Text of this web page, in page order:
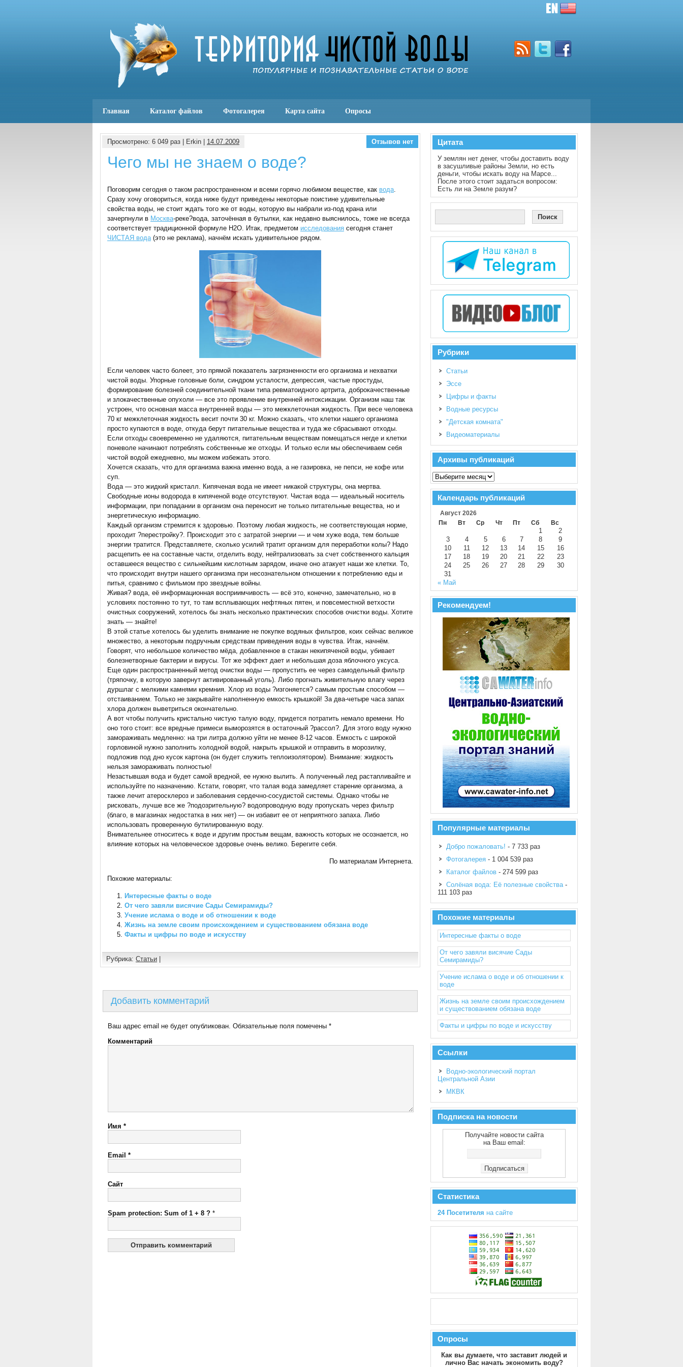
Главная Каталог файлов Фотогалерея Карта сайта Опросы
Просмотрено: 6 049 раз | Erkin | 14.07.2009 Отзывов нет
Чего мы не знаем о воде?
Поговорим сегодня о таком распространенном и всеми горячо любимом веществе, как вода.
Сразу хочу оговориться, когда ниже будут приведены некоторые поистине удивительные
свойства воды, не стоит ждать того же от воды, которую вы набрали из-под крана или
зачерпнули в Москва-реке?вода, заточённая в бутылки, как недавно выяснилось, тоже не всегда
соответствует традиционной формуле Н2О. Итак, предметом исследования сегодня станет
ЧИСТАЯ вода(это не реклама), начнём искать удивительное рядом.
Если человек часто болеет, это прямой показатель загрязненности его организма и нехватки
чистой воды. Упорные головные боли, синдром усталости, депрессия, частые простуды,
формирование болезней соединительной ткани типа ревматоидного артрита, доброкачественные
и злокачественные опухоли — все это проявление внутренней интоксикации. Организм наш так
устроен, что основная масса внутренней воды — это межклеточная жидкость. При весе человека
70 кг межклеточная жидкость весит почти 30 кг. Можно сказать, что клетки нашего организма
просто купаются в воде, откуда берут питательные вещества и туда же сбрасывают отходы.
Если отходы своевременно не удаляются, питательным веществам помещаться негде и клетки
поневоле начинают потреблять собственные же отходы. И только если мы обеспечиваем себя
чистой водой ежедневно, мы можем избежать этого.
Хочется сказать, что для организма важна именно вода, а не газировка, не пепси, не кофе или
суп.
Вода — это жидкий кристалл. Кипяченая вода не имеет никакой структуры, она мертва.
Свободные ионы водорода в кипяченой воде отсутствуют. Чистая вода — идеальный носитель
информации, при попадании в организм она переносит не только питательные вещества, но и
энергетическую информацию.
Каждый организм стремится к здоровью. Поэтому любая жидкость, не соответствующая норме,
проходит ?перестройку?. Происходит это с затратой энергии — и чем хуже вода, тем больше
энергии тратится. Представляете, сколько усилий тратит организм для переработки колы? Надо
расщепить ее на составные части, отделить воду, нейтрализовать за счет собственного кальция
оставшееся вещество с сильнейшим кислотным зарядом, иначе оно атакует наши же клетки. То,
что происходит внутри нашего организма при несознательном отношении к потреблению еды и
питья, сравнимо с фильмом про звездные войны.
Живая? вода, её информационная восприимчивость — всё это, конечно, замечательно, но в
условиях постоянно то тут, то там всплывающих нефтяных пятен, и повсеместной ветхости
очистных сооружений, хотелось бы знать несколько практических способов очистки воды. Хотите
знать — знайте!
В этой статье хотелось бы уделить внимание не покупке водяных фильтров, коих сейчас великое
множество, а некоторым подручным средствам приведения воды в чувства. Итак, начнём.
Говорят, что небольшое количество мёда, добавленное в стакан некипяченой воды, убивает
болезнетворные бактерии и вирусы. Тот же эффект дает и небольшая доза яблочного уксуса.
Еще один распространенный метод очистки воды — пропустить ее через самодельный фильтр
(тряпочку, в которую завернут активированный уголь). Либо прогнать живительную влагу через
дуршлаг с мелкими камнями кремния. Хлор из воды ?изгоняется? самым простым способом —
отстаиванием. Только не закрывайте наполненную емкость крышкой! За два-четыре часа запах
хлора должен выветриться окончательно.
А вот чтобы получить кристально чистую талую воду, придется потратить немало времени. Но
оно того стоит: все вредные примеси выморозятся в остаточный ?рассол?. Для этого воду нужно
замораживать медленно: на три литра должно уйти не менее 8-12 часов. Емкость с широкой
горловиной нужно заполнить холодной водой, накрыть крышкой и отправить в морозилку,
подложив под дно кусок картона (он будет служить теплоизолятором). Внимание: жидкость
нельзя замораживать полностью!
Незастывшая вода и будет самой вредной, ее нужно вылить. А полученный лед растапливайте и
используйте по назначению. Кстати, говорят, что талая вода замедляет старение организма, а
также лечит атеросклероз и заболевания сердечно-сосудистой системы. Однако чтобы не
рисковать, лучше все же ?подозрительную? водопроводную воду пропускать через фильтр
(благо, в магазинах недостатка в них нет) — он избавит ее от неприятного запаха. Либо
использовать проверенную бутилированную воду.
Внимательнее относитесь к воде и другим простым вещам, важность которых не осознается, но
влияние которых на человеческое здоровье очень велико. Берегите себя.
По материалам Интернета.
Похожие материалы:
Интересные факты о воде
От чего завяли висячие Сады Семирамиды?
Учение ислама о воде и об отношении к воде
Жизнь на земле своим происхождением и существованием обязана воде
Факты и цифры по воде и искусству
Рубрика: Статьи
Добавить комментарий
Ваш адрес email не будет опубликован. Обязательные поля помечены *
Комментарий
Имя *
Email *
Сайт
Spam protection: Sum of 1 + 8 ? *
Цитата
У землян нет денег, чтобы доставить воду
в засушливые районы Земли, но есть
деньги, чтобы искать воду на Марсе...
После этого стоит задаться вопросом:
Есть ли на Земле разум?
Рубрики
Статьи
Эссе
Цифры и факты
Водные ресурсы
"Детская комната"
Видеоматериалы
Архивы публикаций
Календарь публикаций
Август 2026
Пн
Вт Ср Чт Пт Сб Вс
1
2
3
4 5 6 7 8
9
10
11 12 13 14 15
16
17
18 19 20 21 22
23
24
25 26 27 28 29
30
31
« Май
Рекомендуем!
Популярные материалы
Добро пожаловать! - 7 733 раз
Фотогалерея - 1 004 539 раз
Каталог файлов - 274 599 раз
Солёная вода: Её полезные свойства-
111 103 раз
Похожие материалы
Интересные факты о воде
От чего завяли висячие Сады
Семирамиды?
Учение ислама о воде и об отношении к
воде
Жизнь на земле своим происхождением
и существованием обязана воде
Факты и цифры по воде и искусству
Ссылки
Водно-экологический портал
Центральной Азии
МКВК
Подписка на новости
Получайте новости сайта
на Ваш email:
Статистика
24 Посетителя на сайте
Опросы
Как вы думаете, что заставит людей и
лично Вас начать экономить воду?